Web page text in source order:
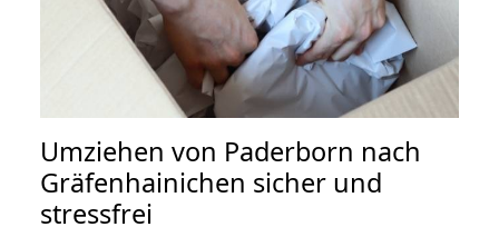
Umziehen von Paderborn nach
Gräfenhainichen sicher und
stressfrei